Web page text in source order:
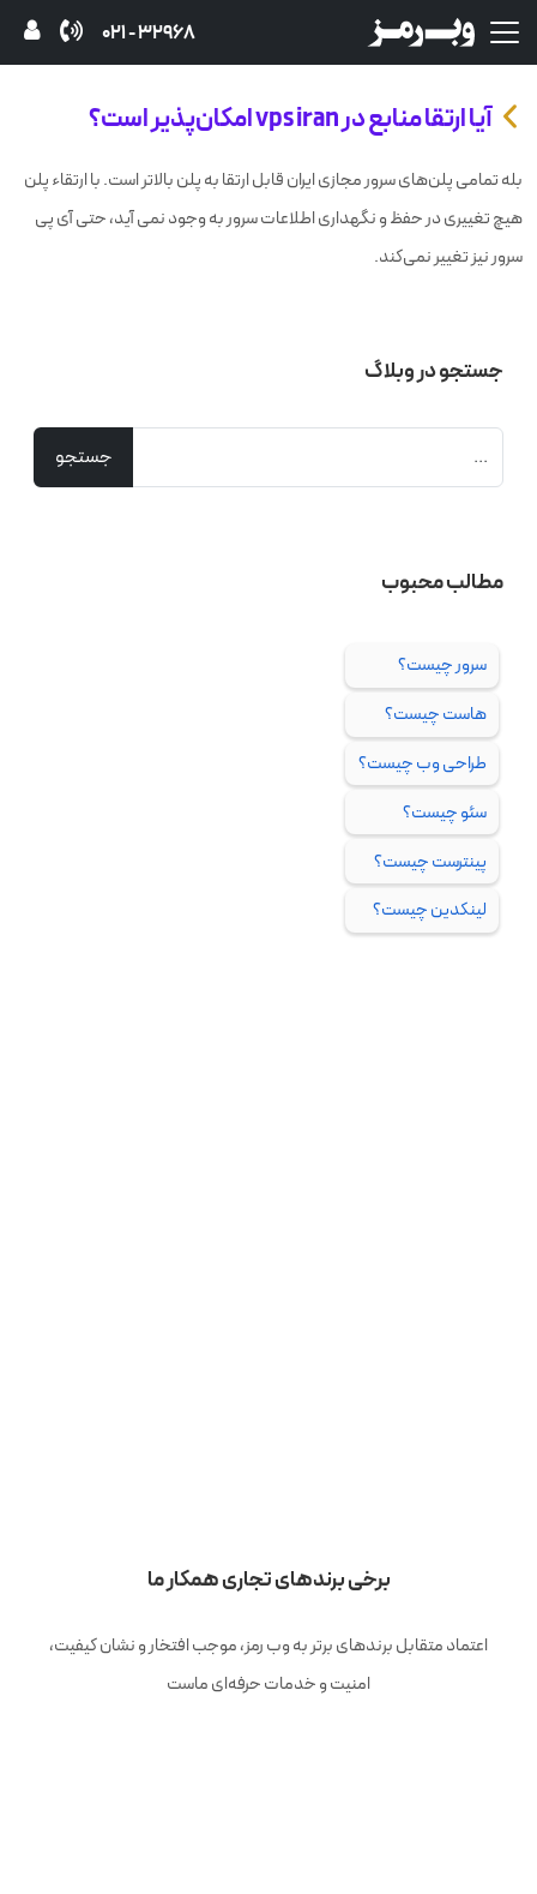
32968 - 021
آیا ارتقا منابع در vps iran امکان‌پذیر است؟
بله تمامی پلن‌های سرور مجازی ایران قابل ارتقا به پلن بالاتر است. با ارتقاء پلن
هیچ تغییری در حفظ و نگهداری اطلاعات سرور به وجود نمی آید، حتی آی پی
سرور نیز تغییر نمی‌کند.
جستجو در وبلاگ
مطالب محبوب
سرور چیست؟
هاست چیست؟
طراحی وب چیست؟
سئو چیست؟
پینترست چیست؟
لینکدین چیست؟
برخی برندهای تجاری همکار ما
اعتماد متقابل برندهای برتر به وب رمز، موجب افتخار و نشان کیفیت،
امنیت و خدمات حرفه‌ای ماست